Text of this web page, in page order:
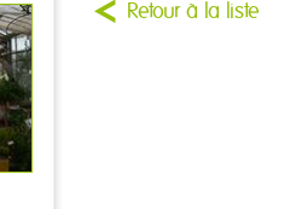
Retour à la liste